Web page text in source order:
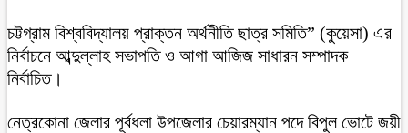
চট্টগ্রাম বিশ্ববিদ্যালয় প্রাক্তন অর্থনীতি ছাত্র সমিতি” (কুয়েসা) এর
নির্বাচনে আব্দুল্লাহ সভাপতি ও আগা আজিজ সাধারন সম্পাদক
নির্বাচিত।
নেত্রকোনা জেলার পূর্বধলা উপজেলার চেয়ারম্যান পদে বিপুল ভোটে জয়ী